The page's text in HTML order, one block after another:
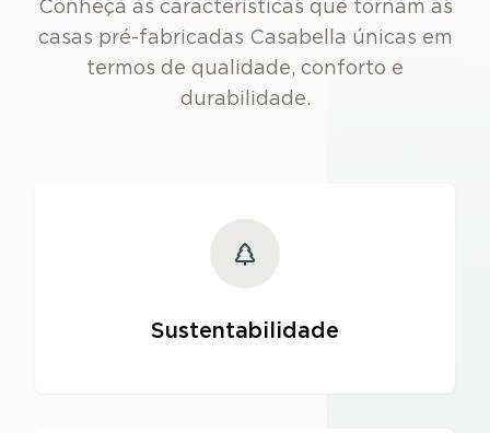
Conheça as características que tornam as
casas pré-fabricadas Casabella únicas em
termos de qualidade, conforto e
durabilidade.
Sustentabilidade